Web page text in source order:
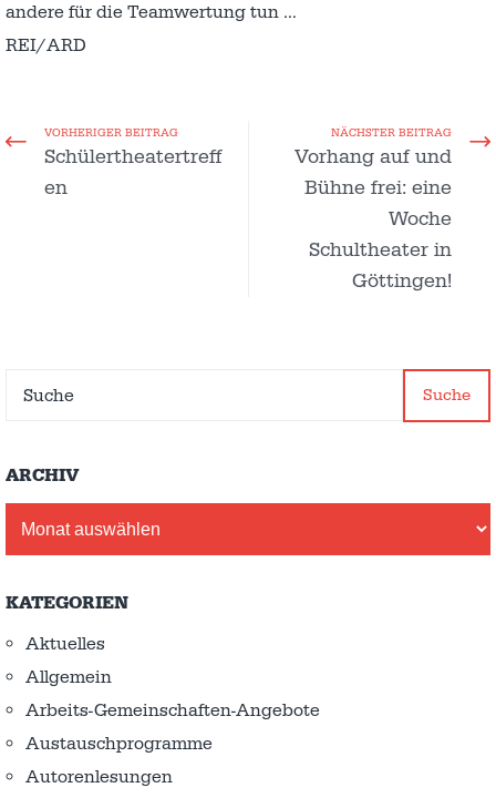
andere für die Teamwertung tun …
REI/ARD
VORHERIGER BEITRAG
Schülertheatertreff
en
NÄCHSTER BEITRAG
Vorhang auf und
Bühne frei: eine
Woche
Schultheater in
Göttingen!
Suche
ARCHIV
KATEGORIEN
Aktuelles
Allgemein
Arbeits-Gemeinschaften-Angebote
Austausch­programme
Autorenlesungen